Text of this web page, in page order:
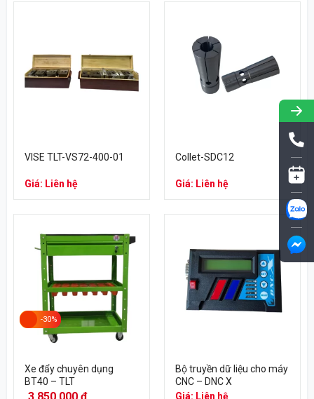
VISE TLT-VS72-400-01
Giá: Liên hệ
Collet-SDC12
Giá: Liên hệ
-30%
Xe đẩy chuyên dụng
BT40 – TLT
Bộ truyền dữ liệu cho máy
CNC – DNC X
Giá: Liên hệ